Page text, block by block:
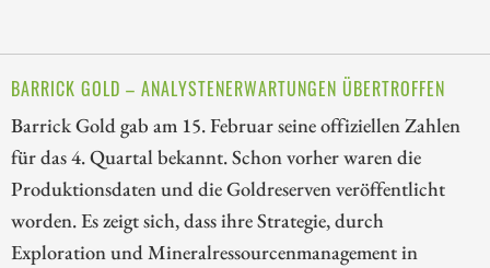
BARRICK GOLD – ANALYSTENERWARTUNGEN ÜBERTROFFEN
Barrick Gold gab am 15. Februar seine offiziellen Zahlen
für das 4. Quartal bekannt. Schon vorher waren die
Produktionsdaten und die Goldreserven veröffentlicht
worden. Es zeigt sich, dass ihre Strategie, durch
Exploration und Mineralressourcenmanagement in